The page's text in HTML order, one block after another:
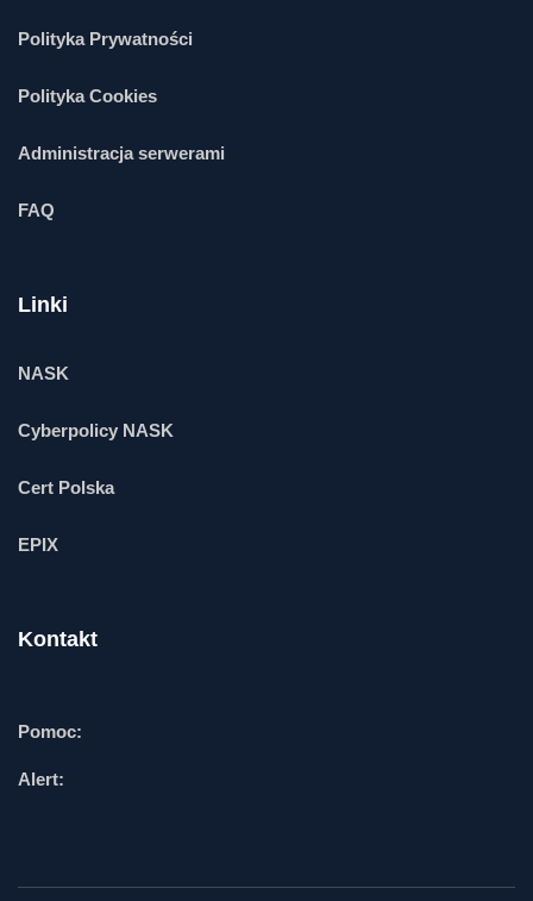
Polityka Prywatności
Polityka Cookies
Administracja serwerami
FAQ
Linki
NASK
Cyberpolicy NASK
Cert Polska
EPIX
Kontakt
Pomoc:
Alert: